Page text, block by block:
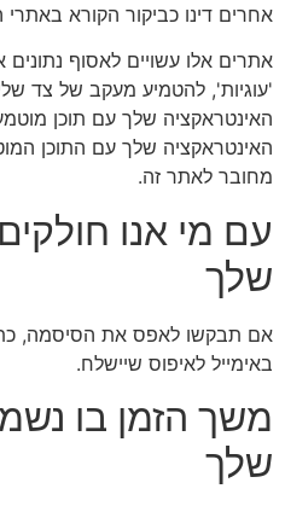
אחרים דינו כביקור הקורא
אתרים אלו עשויים לאסוף
'עוגיות', להטמיע מעקב של צד
האינטראקציה שלך עם תוכן
האינטראקציה שלך עם התוכן
מחובר לאתר זה.
עם מי אנו
שלך
באימייל לאיפוס שיישלח.
משך הזמן בו
שלך